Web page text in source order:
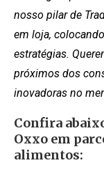
nosso pilar de
em loja,
estratégias.
próximos dos
inovadoras no
Confira
Oxxo em
alimentos: